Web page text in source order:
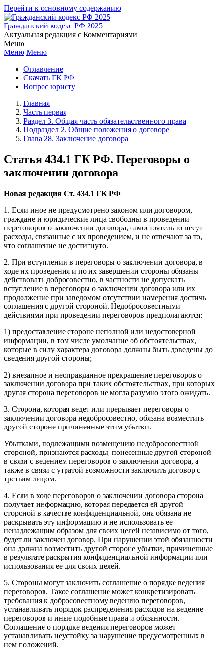
Перейти к основному содержанию
Гражданский кодекс РФ 2025
Актуальная редакция с Комментариями
Меню
Меню Меню
Оглавление
Скачать ГК РФ
Вопрос юристу
Главная
Часть первая
Раздел 3. Общая часть обязательственного права
Подраздел 2. Общие положения о договоре
Глава 28. Заключение договора
Статья 434.1 ГК РФ. Переговоры о
заключении договора
Новая редакция Ст. 434.1 ГК РФ
1. Если иное не предусмотрено законом или договором,
граждане и юридические лица свободны в проведении
переговоров о заключении договора, самостоятельно несут
расходы, связанные с их проведением, и не отвечают за то,
что соглашение не достигнуто.
2. При вступлении в переговоры о заключении договора, в
ходе их проведения и по их завершении стороны обязаны
действовать добросовестно, в частности не допускать
вступление в переговоры о заключении договора или их
продолжение при заведомом отсутствии намерения достичь
соглашения с другой стороной. Недобросовестными
действиями при проведении переговоров предполагаются:
1) предоставление стороне неполной или недостоверной
информации, в том числе умолчание об обстоятельствах,
которые в силу характера договора должны быть доведены до
сведения другой стороны;
2) внезапное и неоправданное прекращение переговоров о
заключении договора при таких обстоятельствах, при которых
другая сторона переговоров не могла разумно этого ожидать.
3. Сторона, которая ведет или прерывает переговоры о
заключении договора недобросовестно, обязана возместить
другой стороне причиненные этим убытки.
Убытками, подлежащими возмещению недобросовестной
стороной, признаются расходы, понесенные другой стороной
в связи с ведением переговоров о заключении договора, а
также в связи с утратой возможности заключить договор с
третьим лицом.
4. Если в ходе переговоров о заключении договора сторона
получает информацию, которая передается ей другой
стороной в качестве конфиденциальной, она обязана не
раскрывать эту информацию и не использовать ее
ненадлежащим образом для своих целей независимо от того,
будет ли заключен договор. При нарушении этой обязанности
она должна возместить другой стороне убытки, причиненные
в результате раскрытия конфиденциальной информации или
использования ее для своих целей.
5. Стороны могут заключить соглашение о порядке ведения
переговоров. Такое соглашение может конкретизировать
требования к добросовестному ведению переговоров,
устанавливать порядок распределения расходов на ведение
переговоров и иные подобные права и обязанности.
Соглашение о порядке ведения переговоров может
устанавливать неустойку за нарушение предусмотренных в
нем положений.